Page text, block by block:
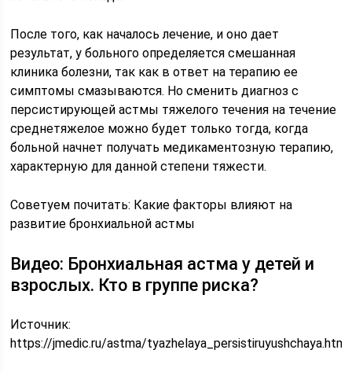
После того, как началось лечение, и оно дает
результат, у больного определяется смешанная
клиника болезни, так как в ответ на терапию ее
симптомы смазываются. Но сменить диагноз с
персистирующей астмы тяжелого течения на течение
среднетяжелое можно будет только тогда, когда
больной начнет получать медикаментозную терапию,
характерную для данной степени тяжести.
Советуем почитать: Какие факторы влияют на
развитие бронхиальной астмы
Видео: Бронхиальная астма у детей и
взрослых. Кто в группе риска?
Источник:
https://jmedic.ru/astma/tyazhelaya_persistiruyushchaya.html